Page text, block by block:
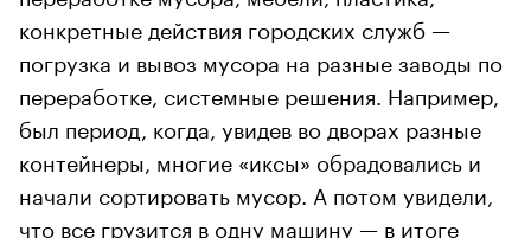
конкретные действия городских служб —
погрузка и вывоз мусора на разные заводы по
переработке, системные решения. Например,
был период, когда, увидев во дворах разные
контейнеры, многие «иксы» обрадовались и
начали сортировать мусор. А потом увидели,
что все грузится в одну машину — в итоге